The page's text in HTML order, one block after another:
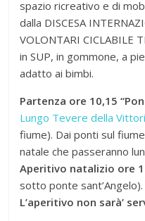
spazio ricreativo e di
dalla DISCESA
VOLONTARI CICLABILE
in SUP, in gommone, a
adatto ai bimbi.
Partenza ore 10,15
Lungo Tevere della
fiume). Dai ponti sul
natale che passeranno
Aperitivo natalizio ore
sotto ponte
L’aperitivo non sarà’